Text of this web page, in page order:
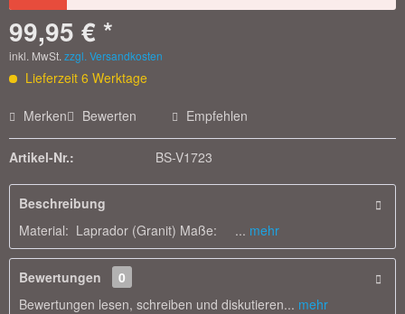
99,95 € *
inkl. MwSt. zzgl. Versandkosten
Lieferzeit 6 Werktage
Merken Bewerten Empfehlen
Artikel-Nr.: BS-V1723
Beschreibung
Material: Laprador (Granit) Maße: ... mehr
Bewertungen
0
Bewertungen lesen, schreiben und diskutieren... mehr